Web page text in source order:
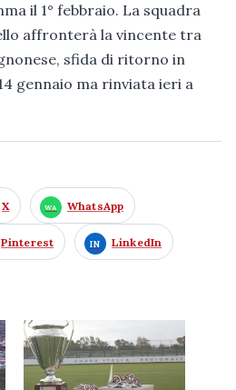
il 1° febbraio. La squadra
affronterà la vincente tra
sfida di ritorno in
gennaio ma rinviata ieri a
X WhatsApp
Pinterest LinkedIn